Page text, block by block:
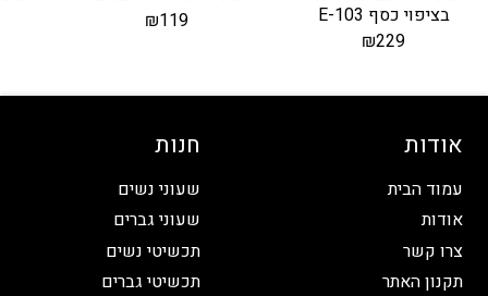
בציפוי כסף E-103
₪229
₪119
אודות
עמוד הבית
אודות
צרו קשר
תקנון האתר
חנות
שעוני נשים
שעוני גברים
תכשיטי נשים
תכשיטי גברים